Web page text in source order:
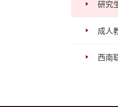
研究
成人
西南